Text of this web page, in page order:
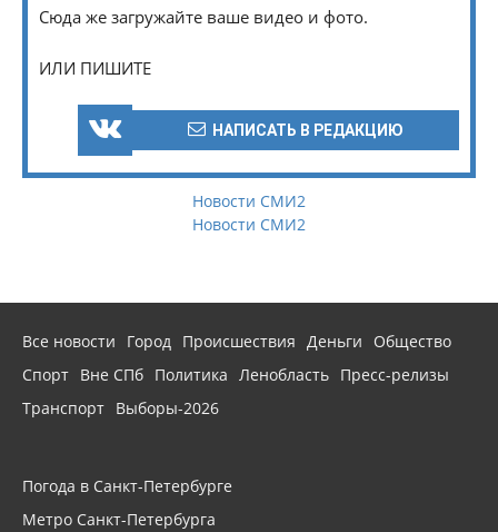
Сюда же загружайте ваше видео и фото.
ИЛИ ПИШИТЕ
НАПИСАТЬ В РЕДАКЦИЮ
Новости СМИ2
Новости СМИ2
Все новости Город Происшествия Деньги
Общество
Спорт Вне СПб Политика Ленобласть Пресс-релизы
Транспорт Выборы-2026
Погода в Санкт-Петербурге
Метро Санкт-Петербурга